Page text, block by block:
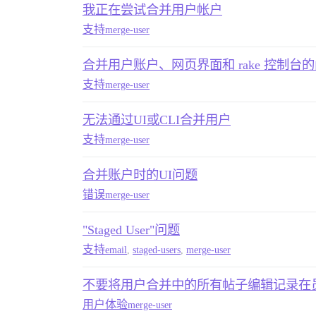
我正在尝试合并用户帐户
支持merge-user
合并用户账户、网页界面和 rake 控制台
支持merge-user
无法通过UI或CLI合并用户
支持merge-user
合并账户时的UI问题
错误merge-user
"Staged User"问题
支持email staged-users merge-user
不要将用户合并中的所有帖子编辑记录在
用户体验merge-user